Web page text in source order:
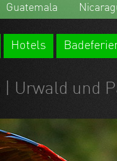
Guatemala
Hotels
| Urwald und